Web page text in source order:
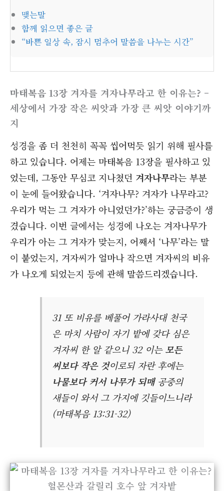
맺는말
함께 읽으면 좋은 글
“바쁜 일상 속, 잠시 멈추어 말씀을 나누는 시간”
마태복음 13장 겨자를 겨자나무라고 한 이유는? –
세상에서 가장 작은 씨앗과 가장 큰 씨앗 이야기까
지
성경을 좀 더 천천히 꼭꼭 씹어먹듯 읽기 위해 필사를
하고 있습니다. 어제는 마태복음 13장을 필사하고 있
었는데, 그동안 무심코 지나쳤던 겨자나무라는 부분
이 눈에 들어왔습니다. ‘겨자나무? 겨자가 나무라고?
우리가 먹는 그 겨자가 아니었던가?’하는 궁금증이 생
겼습니다. 이번 글에서는 성경에 나오는 겨자나무가
우리가 아는 그 겨자가 맞는지, 어째서 ‘나무’라는 말
이 붙었는지, 겨자씨가 얼마나 작으면 겨자씨의 비유
가 나오게 되었는지 등에 관해 말씀드리겠습니다.
31 또 비유를 베풀어 가라사대 천국
은 마치 사람이 자기 밭에 갖다 심은
겨자씨 한 알 같으니 32 이는모든
씨보다 작은 것이로되 자란 후에는
나물보다 커서 나무가 되매공중의
새들이 와서 그 가지에 깃들이느니라
(마태복음 13:31-32)